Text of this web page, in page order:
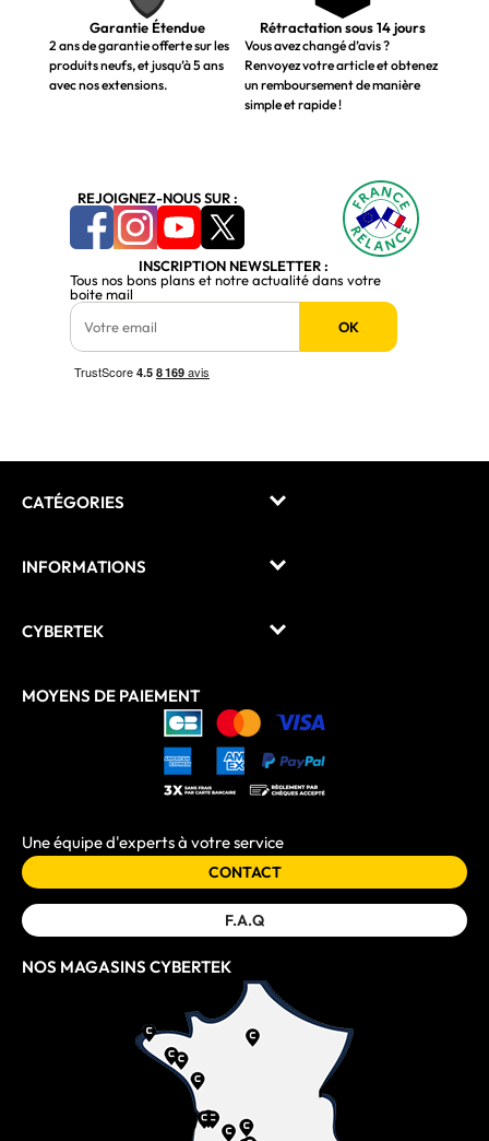
Garantie Étendue
2 ans de garantie offerte sur les
produits neufs, et jusqu’à 5 ans
avec nos extensions.
Rétractation sous 14 jours
Vous avez changé d’avis ?
Renvoyez votre article et obtenez
un remboursement de manière
simple et rapide !
REJOIGNEZ-NOUS SUR :
INSCRIPTION NEWSLETTER :
Tous nos bons plans et notre actualité dans votre
boite mail
OK
CATÉGORIES
INFORMATIONS
CYBERTEK
MOYENS DE PAIEMENT
Une équipe d'experts à votre service
CONTACT
F.A.Q
NOS MAGASINS CYBERTEK